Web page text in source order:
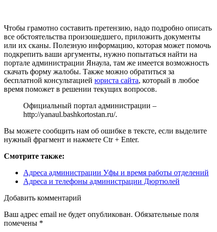
Чтобы грамотно составить претензию, надо подробно описать
все обстоятельства произошедшего, приложить документы
или их сканы. Полезную информацию, которая может помочь
подкрепить ваши аргументы, нужно попытаться найти на
портале администрации Янаула, там же имеется возможность
скачать форму жалобы. Также можно обратиться за
бесплатной консультацией юриста сайта, который в любое
время поможет в решении текущих вопросов.
Официальный портал администрации –
http://yanaul.bashkortostan.ru/.
Вы можете сообщить нам об ошибке в тексте, если выделите
нужный фрагмент и нажмете Ctr + Enter.
Смотрите также:
Адреса администрации Уфы и время работы отделений
Адреса и телефоны администрации Дюртюлей
Добавить комментарий
Ваш адрес email не будет опубликован. Обязательные поля
помечены *